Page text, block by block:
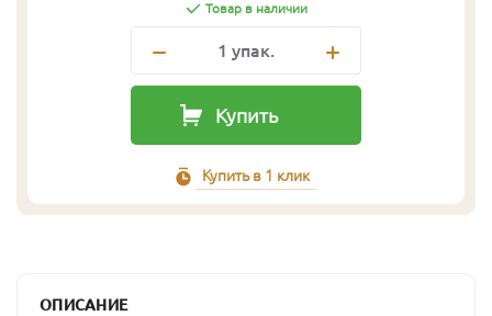
Товар в наличии
1 упак.
Купить
Купить в 1 клик
ОПИСАНИЕ